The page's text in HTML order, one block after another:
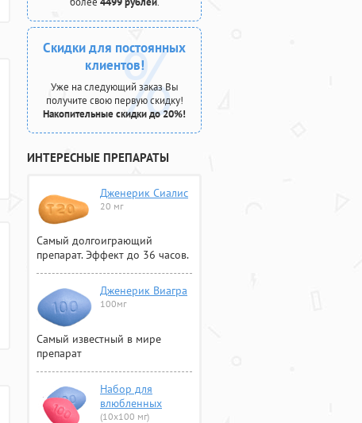
Скидки для постоянных
клиентов!
Уже на следующий заказ Вы
получите свою первую скидку!
Накопительные скидки до 20%!
ИНТЕРЕСНЫЕ ПРЕПАРАТЫ
Дженерик Сиалис
20 мг
Самый долгоиграющий
препарат. Эффект до 36 часов.
Дженерик Виагра
100мг
Самый известный в мире
препарат
Набор для
влюбленных
(10х100 мг)